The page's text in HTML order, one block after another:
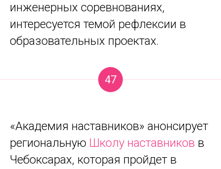
инженерных соревнованиях,
интересуется темой рефлексии в
образовательных проектах.
47
«Академия наставников» анонсирует
региональную Школу наставников в
Чебоксарах, которая пройдет в